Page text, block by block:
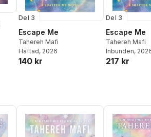
Del 3
Escape Me
Tahereh Mafi
Häftad, 2026
140 kr
Del 3
Escape Me
Tahereh Mafi
Inbunden,
217 kr